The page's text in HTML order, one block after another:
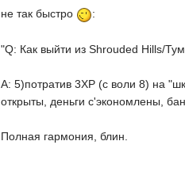
не так быстро :
"Q: Как выйти из Shrouded Hills/
A: 5)потратив 3ХР (с воли 8) на
открыты, деньги с'экономлены,
Полная гармония, блин.